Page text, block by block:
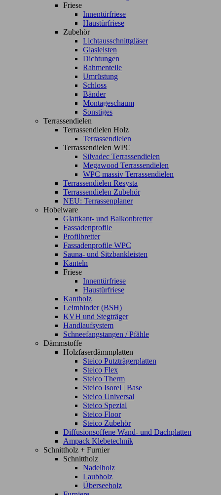
Friese
Innentürfriese
Haustürfriese
Zubehör
Lichtausschnittgläser
Glasleisten
Dichtungen
Rahmenteile
Umrüstung
Schloss
Bänder
Montageschaum
Sonstiges
Terrassendielen
Terrassendielen Holz
Terrassendielen
Terrassendielen WPC
Silvadec Terrassendielen
Megawood Terrassendielen
WPC massiv Terrassendielen
Terrassendielen Resysta
Terrassendielen Zubehör
NEU: Terrassenplaner
Hobelware
Glattkant- und Balkonbretter
Fassadenprofile
Profilbretter
Fassadenprofile WPC
Sauna- und Sitzbankleisten
Kanteln
Friese
Innentürfriese
Haustürfriese
Kantholz
Leimbinder (BSH)
KVH und Stegträger
Handlaufsystem
Schneefangstangen / Pfähle
Dämmstoffe
Holzfaserdämmplatten
Steico Putzträgerplatten
Steico Flex
Steico Therm
Steico Isorel | Base
Steico Universal
Steico Spezial
Steico Floor
Steico Zubehör
Diffusionsoffene Wand- und Dachplatten
Ampack Klebetechnik
Schnittholz + Furnier
Schnittholz
Nadelholz
Laubholz
Überseeholz